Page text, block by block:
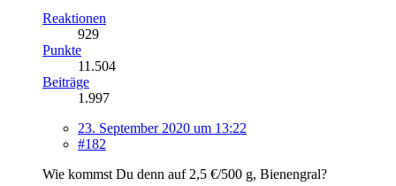
Reaktionen
929
Punkte
11.504
Beiträge
1.997
23. September 2020 um 13:22
#182
Wie kommst Du denn auf 2,5 €/500 g, Bienengral?